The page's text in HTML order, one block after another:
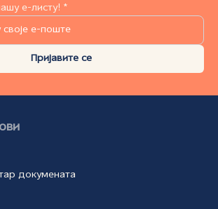
е-листу! *
Пријавите се
докумената